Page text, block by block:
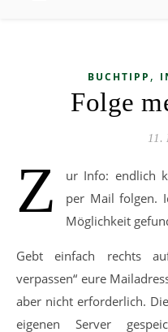
BUCHTIPP ,
Folge
11.
Z
ur Info: endlich
per Mail folgen.
Möglichkeit
Gebt einfach rechts
verpassen“ eure
aber nicht erforderlich.
eigenen Server